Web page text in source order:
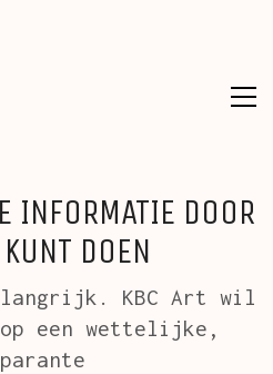
INFORMATIE DOOR
DOEN
KBC Art wil
op een wettelijke,